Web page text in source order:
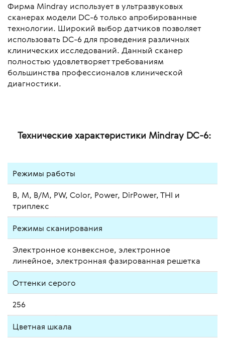
Фирма Mindray использует в ультразвуковых
сканерах модели DC-6 только апробированные
технологии. Широкий выбор датчиков позволяет
использовать DC-6 для проведения различных
клинических исследований. Данный сканер
полностью удовлетворяет требованиям
большинства профессионалов клинической
диагностики.
Технические характеристики Mindray DC-6:
Режимы работы
B, М, B/M, PW, Color, Power, DirPower, THI и
триплекс
Режимы сканирования
Электронное конвексное, электронное
линейное, электронная фазированная решетка
Оттенки серого
256
Цветная шкала